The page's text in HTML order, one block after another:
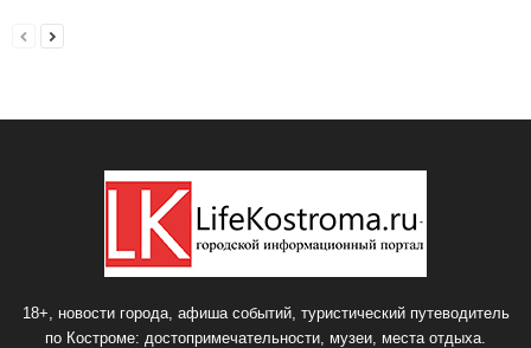
18+, новости города, афиша событий, туристический путеводитель
по Костроме: достопримечательности, музеи, места отдыха.